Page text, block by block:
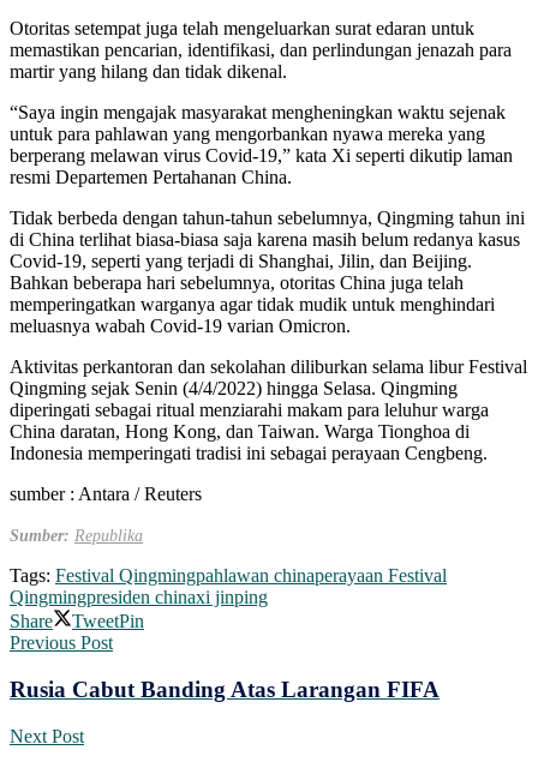
Otoritas setempat juga telah mengeluarkan surat edaran untuk
memastikan pencarian, identifikasi, dan perlindungan jenazah para
martir yang hilang dan tidak dikenal.
“Saya ingin mengajak masyarakat mengheningkan waktu sejenak
untuk para pahlawan yang mengorbankan nyawa mereka yang
berperang melawan virus Covid-19,” kata Xi seperti dikutip laman
resmi Departemen Pertahanan China.
Tidak berbeda dengan tahun-tahun sebelumnya, Qingming tahun ini
di China terlihat biasa-biasa saja karena masih belum redanya kasus
Covid-19, seperti yang terjadi di Shanghai, Jilin, dan Beijing.
Bahkan beberapa hari sebelumnya, otoritas China juga telah
memperingatkan warganya agar tidak mudik untuk menghindari
meluasnya wabah Covid-19 varian Omicron.
Aktivitas perkantoran dan sekolahan diliburkan selama libur Festival
Qingming sejak Senin (4/4/2022) hingga Selasa. Qingming
diperingati sebagai ritual menziarahi makam para leluhur warga
China daratan, Hong Kong, dan Taiwan. Warga Tionghoa di
Indonesia memperingati tradisi ini sebagai perayaan Cengbeng.
sumber : Antara / Reuters
Sumber: Republika
Tags: Festival Qingmingpahlawan chinaperayaan Festival
Qingmingpresiden chinaxi jinping
Share
TweetPin
Previous Post
Rusia Cabut Banding Atas Larangan FIFA
Next Post